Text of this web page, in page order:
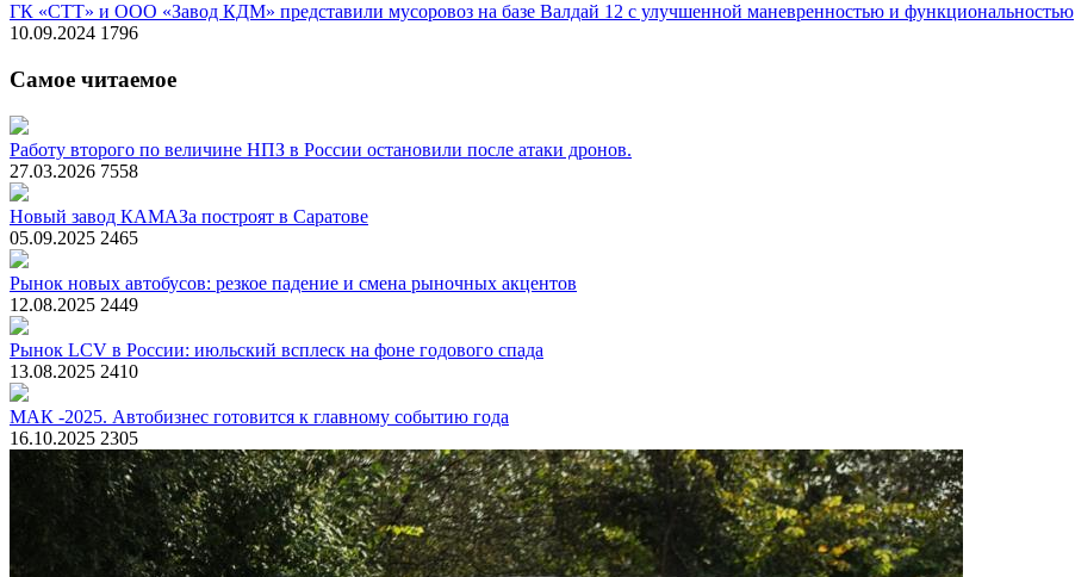
ГК «СТТ» и ООО «Завод КДМ» представили мусоровоз на базе Валдай 12 с улучшенной маневренностью и функциональностью
10.09.2024 1796
Самое читаемое
Работу второго по величине НПЗ в России остановили после атаки дронов.
27.03.2026 7558
Новый завод КАМАЗа построят в Саратове
05.09.2025 2465
Рынок новых автобусов: резкое падение и смена рыночных акцентов
12.08.2025 2449
Рынок LCV в России: июльский всплеск на фоне годового спада
13.08.2025 2410
МАК -2025. Автобизнес готовится к главному событию года
16.10.2025 2305